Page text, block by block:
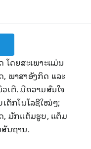
ດຍສະເພາະແມ່ນ
, ພາສາອັງ​ກິດ ແລະ
ເຕີ. ມີຄວາມສົນໃຈ​
ຕັກໂນໂລຊີໃໝ່ໆ;
​, ​ມັກ​ແຕ້ມ​ຮູບ, ແຕ້ມ​
ນ​ຖານ.